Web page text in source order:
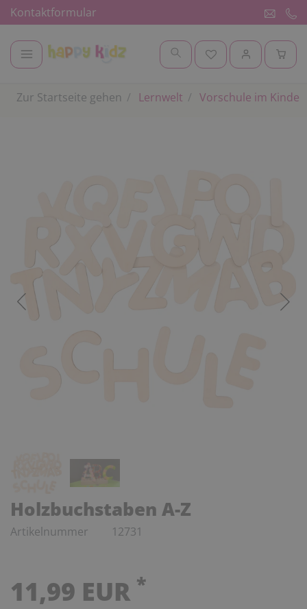
Kontaktformular
Zur Startseite gehen Lernwelt Vorschule im
Holzbuchstaben A-Z
Artikelnummer 12731
11,99 EUR *